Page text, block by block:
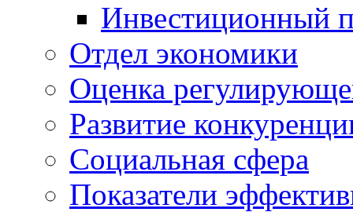
Инвестиционный
Отдел экономики
Оценка
Развитие
Социальная сфера
Показатели